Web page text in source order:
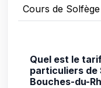
Cours de
Quel est le
particuliers de
Bouches-du-